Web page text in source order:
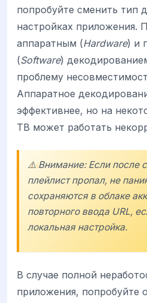
попробуйте сменить тип
настройках приложения.
аппаратным (Hardware) и
(Software)
проблему
Аппаратное
эффективнее, но на
ТВ может работать
⚠️ Внимание: Если после
плейлист пропал, не
сохраняются в облаке
повторного ввода URL,
локальная настройка.
В случае полной
приложения, попробуйте